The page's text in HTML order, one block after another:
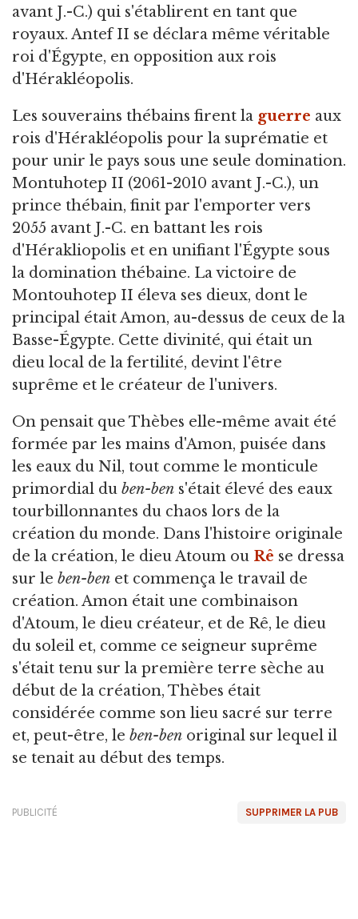
avant J.-C.) qui s'établirent en tant que
royaux. Antef II se déclara même véritable
roi d'Égypte, en opposition aux rois
d'Hérakléopolis.
Les souverains thébains firent la guerre aux
rois d'Hérakléopolis pour la suprématie et
pour unir le pays sous une seule domination.
Montuhotep II (2061-2010 avant J.-C.), un
prince thébain, finit par l'emporter vers
2055 avant J.-C. en battant les rois
d'Hérakliopolis et en unifiant l'Égypte sous
la domination thébaine. La victoire de
Montouhotep II éleva ses dieux, dont le
principal était Amon, au-dessus de ceux de la
Basse-Égypte. Cette divinité, qui était un
dieu local de la fertilité, devint l'être
suprême et le créateur de l'univers.
On pensait que Thèbes elle-même avait été
formée par les mains d'Amon, puisée dans
les eaux du Nil, tout comme le monticule
primordial du ben-ben s'était élevé des eaux
tourbillonnantes du chaos lors de la
création du monde. Dans l'histoire originale
de la création, le dieu Atoum ou Rê se dressa
sur le ben-ben et commença le travail de
création. Amon était une combinaison
d'Atoum, le dieu créateur, et de Rê, le dieu
du soleil et, comme ce seigneur suprême
s'était tenu sur la première terre sèche au
début de la création, Thèbes était
considérée comme son lieu sacré sur terre
et, peut-être, le ben-ben original sur lequel il
se tenait au début des temps.
SUPPRIMER LA PUB
PUBLICITÉ